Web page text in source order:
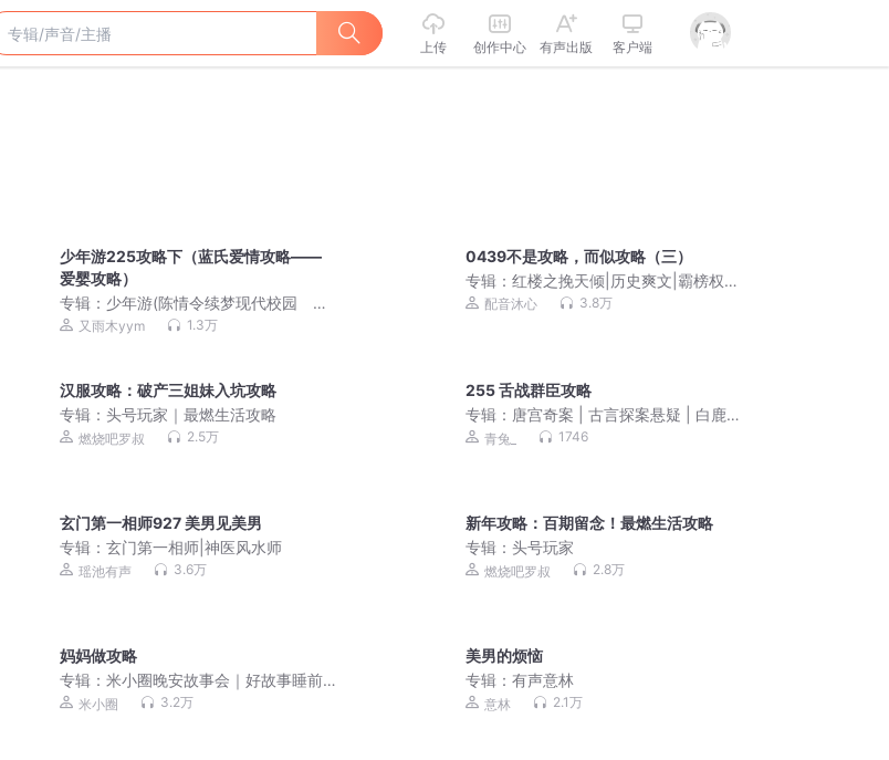
上传 创作中心 有声出版 客户端
少年游225攻略下（蓝氏爱情攻略——
爱婴攻略）
专辑： 少年游(陈情令续梦现代校园 小
说作者：紫轩书影)
又雨木yym 1.3万
0439不是攻略，而似攻略（三）
专辑：红楼之挽天倾|历史爽文|霸榜权
谋|多人有声剧|VIP免费
配音沐心 3.8万
汉服攻略：破产三姐妹入坑攻略
专辑：头号玩家｜最燃生活攻略
燃烧吧罗叔 2.5万
255 舌战群臣攻略
专辑： 唐宫奇案 | 古言探案悬疑 | 白鹿&
王星越主演影视原著 | 青兔心念领衔
青兔_ 1746
玄门第一相师927 美男见美男
专辑：玄门第一相师|神医风水师
瑶池有声 3.6万
新年攻略：百期留念！最燃生活攻略
专辑：头号玩家
燃烧吧罗叔 2.8万
妈妈做攻略
专辑：米小圈晚安故事会｜好故事睡前
必听米小圈 3.2万
美男的烦恼
专辑：有声意林
意林 2.1万